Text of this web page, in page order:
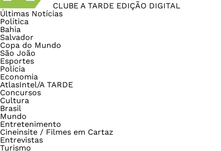
CLUBE A TARDE EDIÇÃO DIGITAL
Últimas Notícias
Política
Bahia
Salvador
Copa do Mundo
São João
Esportes
Polícia
Economia
AtlasIntel/A TARDE
Concursos
Cultura
Brasil
Mundo
Entretenimento
Cineinsite / Filmes em Cartaz
Entrevistas
Turismo